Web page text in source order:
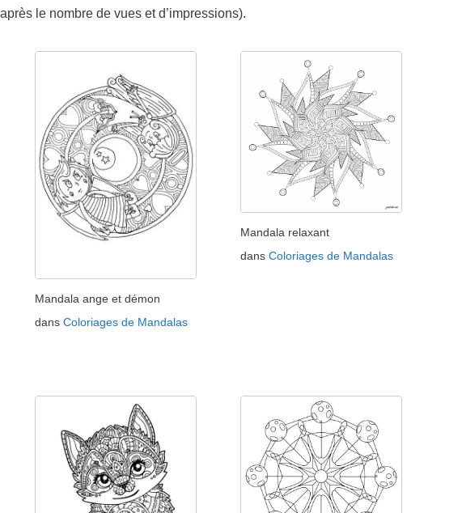
le nombre de vues et d’impressions).
Mandala ange et démon
dansColoriages de Mandalas
Mandala relaxant
dansColoriages de Mandalas